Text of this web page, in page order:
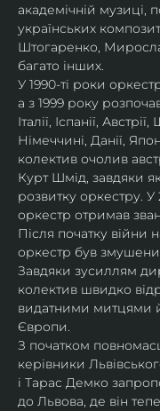
академічній музиці,
українських
Штогаренко,
багато інших.
У 1990-ті роки
а з 1999 року
Італії, Іспанії,
Німеччині, Данії,
колектив очолив
Курт Шмід, завдяки
розвитку оркестру.
оркестр отримав
Після початку війни
оркестр був
Завдяки зусиллям
колектив швидко
видатними митцями
Європи.
З початком
керівники
і Тарас Демко
до Львова, де він